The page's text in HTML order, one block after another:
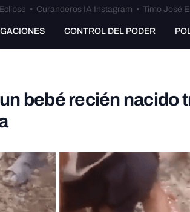
Eclipse • Curanderos IA Instagram • Timo José
CONTROL DEL PODER
bebé recién nacido